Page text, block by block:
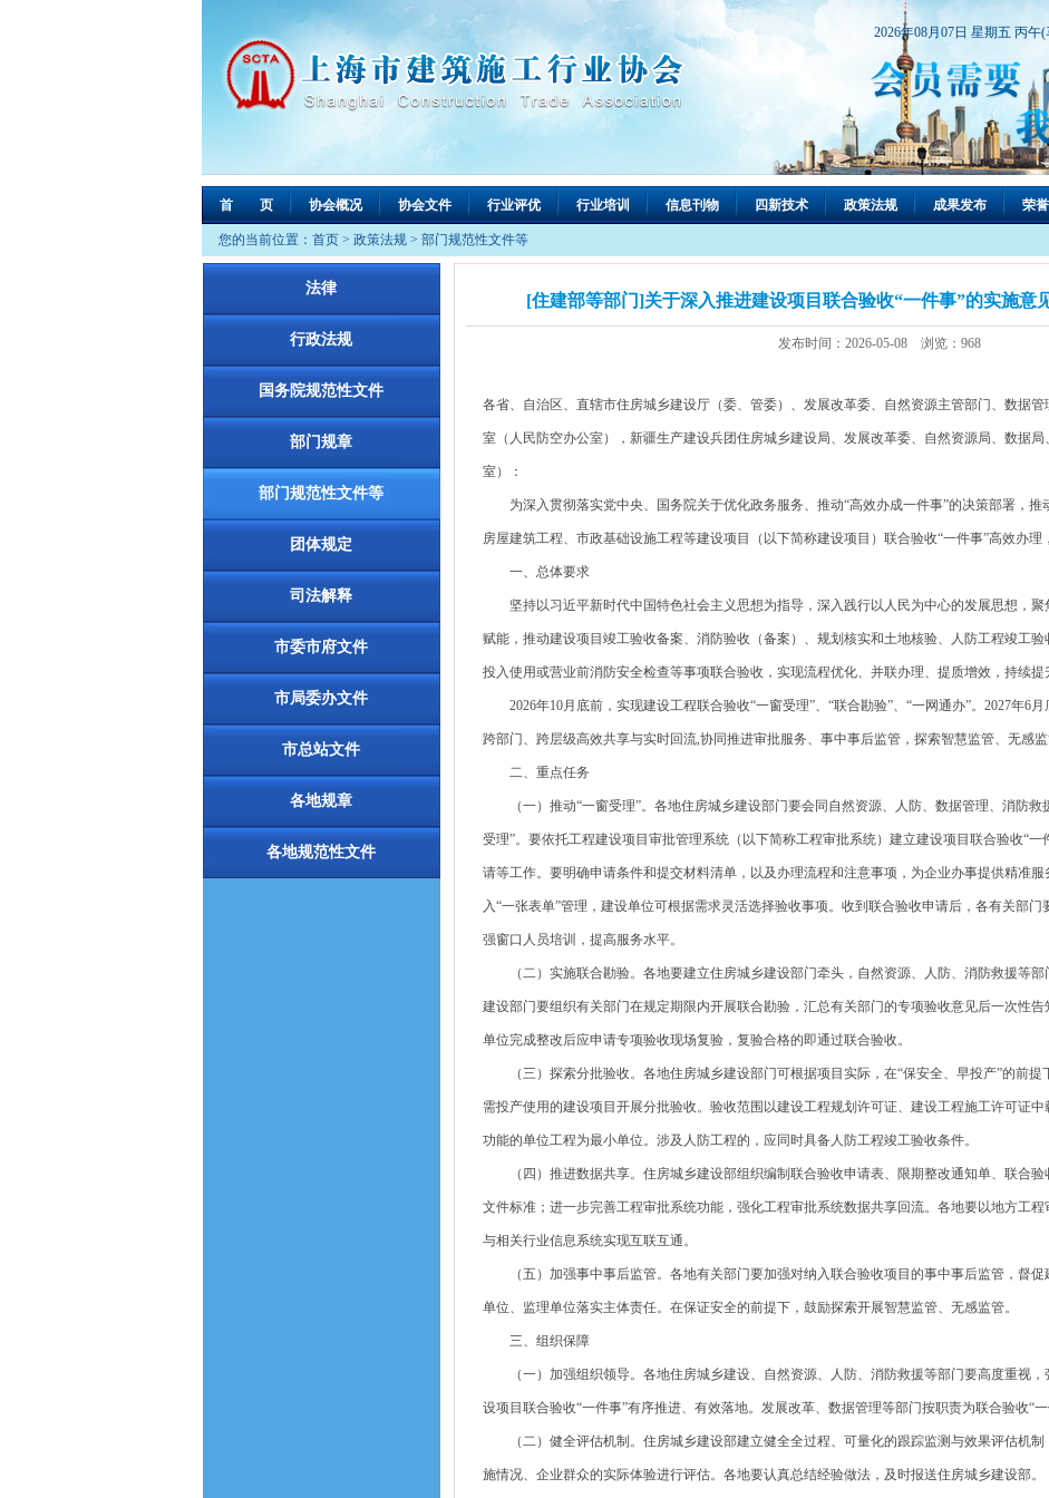
2026年08月07日 星期五 丙午(
首 页 协会概况 协会文件 行业评优 行业培训 信息刊物 四新技术 政策法规 成果发布 荣
您的当前位置： 首页 > 政策法规 > 部门规范性文件等
法律
行政法规
国务院规范性文件
部门规章
部门规范性文件等
团体规定
司法解释
市委市府文件
市局委办文件
市总站文件
各地规章
各地规范性文件
[住建部等部门]关于深入推进建设项目联合验收“一件事”的实施意
发布时间：2026-05-08 浏览：968
各省、自治区、直辖市住房城乡建设厅（委、管委）、发展改革委、自然资源主管部门、数据
室（人民防空办公室），新疆生产建设兵团住房城乡建设局、发展改革委、自然资源局、数据
室）：
为深入贯彻落实党中央、国务院关于优化政务服务、推动“高效办成一件事”的决策部署，推
房屋建筑工程、市政基础设施工程等建设项目（以下简称建设项目）联合验收“一件事”高效办理
一、总体要求
坚持以习近平新时代中国特色社会主义思想为指导，深入践行以人民为中心的发展思想，聚
赋能，推动建设项目竣工验收备案、消防验收（备案）、规划核实和土地核验、人防工程竣工
投入使用或营业前消防安全检查等事项联合验收，实现流程优化、并联办理、提质增效，持续提
2026年10月底前，实现建设工程联合验收“一窗受理”、“联合勘验”、“一网通办”。2027年6
跨部门、跨层级高效共享与实时回流,协同推进审批服务、事中事后监管，探索智慧监管、无感监
二、重点任务
（一）推动“一窗受理”。各地住房城乡建设部门要会同自然资源、人防、数据管理、消防救
受理”。要依托工程建设项目审批管理系统（以下简称工程审批系统）建立建设项目联合验收“一
请等工作。要明确申请条件和提交材料清单，以及办理流程和注意事项，为企业办事提供精准
入“一张表单”管理，建设单位可根据需求灵活选择验收事项。收到联合验收申请后，各有关部
强窗口人员培训，提高服务水平。
（二）实施联合勘验。各地要建立住房城乡建设部门牵头，自然资源、人防、消防救援等部
建设部门要组织有关部门在规定期限内开展联合勘验，汇总有关部门的专项验收意见后一次性
单位完成整改后应申请专项验收现场复验，复验合格的即通过联合验收。
（三）探索分批验收。各地住房城乡建设部门可根据项目实际，在“保安全、早投产”的前提
需投产使用的建设项目开展分批验收。验收范围以建设工程规划许可证、建设工程施工许可证
功能的单位工程为最小单位。涉及人防工程的，应同时具备人防工程竣工验收条件。
（四）推进数据共享。住房城乡建设部组织编制联合验收申请表、限期整改通知单、联合验
文件标准；进一步完善工程审批系统功能，强化工程审批系统数据共享回流。各地要以地方工
与相关行业信息系统实现互联互通。
（五）加强事中事后监管。各地有关部门要加强对纳入联合验收项目的事中事后监管，督促
单位、监理单位落实主体责任。在保证安全的前提下，鼓励探索开展智慧监管、无感监管。
三、组织保障
（一）加强组织领导。各地住房城乡建设、自然资源、人防、消防救援等部门要高度重视，
设项目联合验收“一件事”有序推进、有效落地。发展改革、数据管理等部门按职责为联合验收“一
（二）健全评估机制。住房城乡建设部建立健全全过程、可量化的跟踪监测与效果评估机制
施情况、企业群众的实际体验进行评估。各地要认真总结经验做法，及时报送住房城乡建设部。